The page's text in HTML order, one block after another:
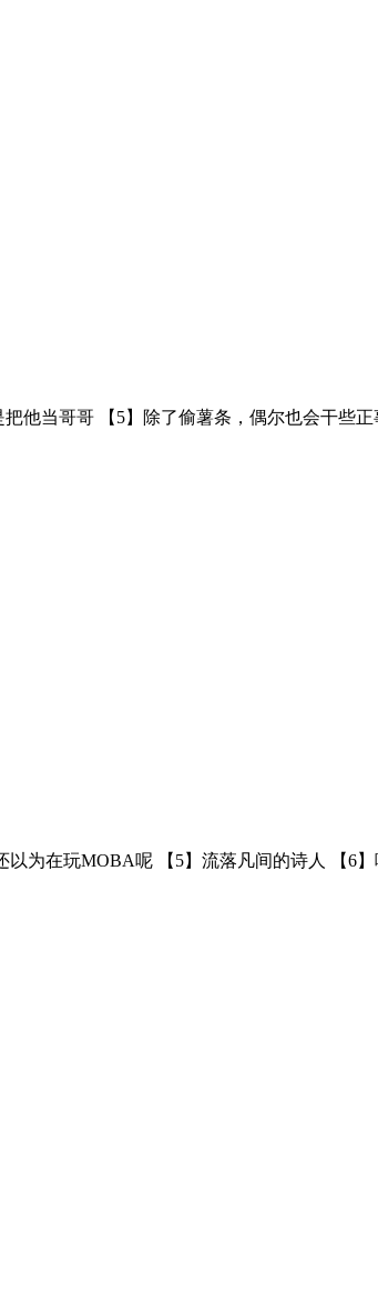
把他当哥哥 【5】除了偷薯条，偶尔也会干
为在玩MOBA呢 【5】流落凡间的诗人 【6